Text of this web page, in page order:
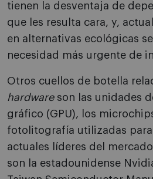
tienen la desventaja de
que les resulta cara, y,
en alternativas ecológicas
necesidad más urgente de
Otros cuellos de botella
hardwareson las unidades
gráfico (GPU), los
fotolitografía utilizadas
actuales líderes del
son la estadounidense